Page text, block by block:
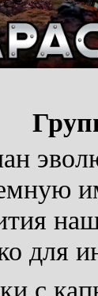
для
с